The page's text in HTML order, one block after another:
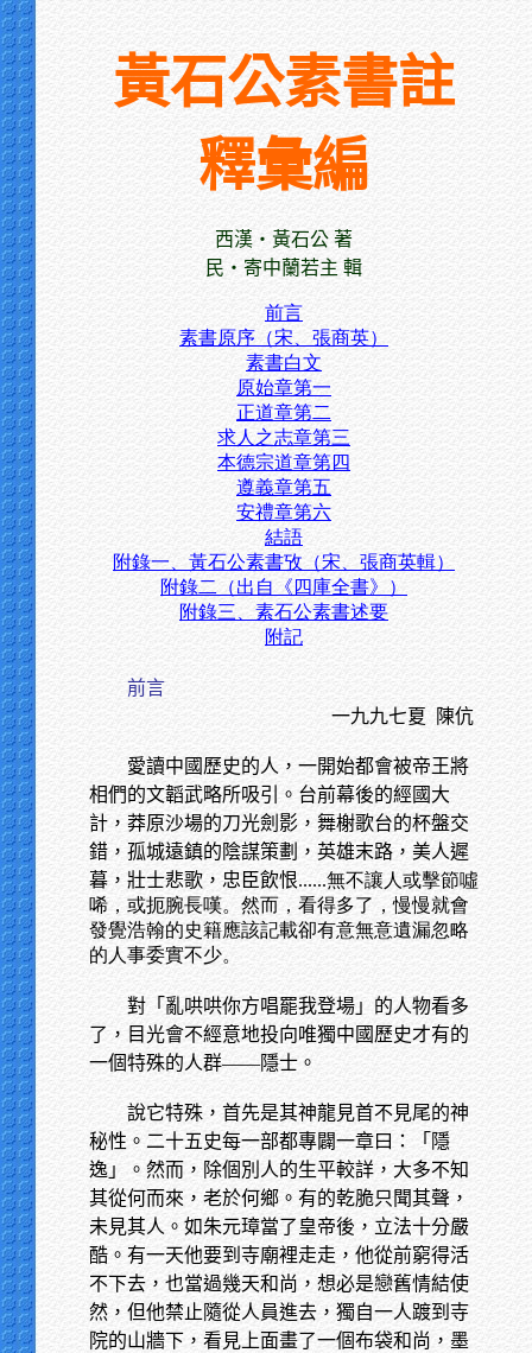
黃石公素書註
釋彙編
西漢‧黃石公 著
民‧寄中蘭若主 輯
前言
素書原序（宋、張商英）
素書白文
原始章第一
正道章第二
求人之志章第三
本德宗道章第四
遵義章第五
安禮章第六
結語
附錄一、黃石公素書攷（宋、張商英輯）
附錄二（出自《四庫全書》）
附錄三、素石公素書述要
附記
前言
一九九七夏
陳伉
愛讀中國歷史的人，一開始都會被帝王將
相們的文韜武略所吸引。台前幕後的經國大
計，莽原沙場的刀光劍影，舞榭歌台的杯盤交
錯，孤城遠鎮的陰謀策劃，英雄末路，美人遲
暮，壯士悲歌，忠臣飲恨......無不讓人或擊節噓
唏，或扼腕長嘆。然而，看得多了，慢慢就會
發覺浩翰的史籍應該記載卻有意無意遺漏忽略
的人事委實不少。
對「亂哄哄你方唱罷我登場」的人物看多
了，目光會不經意地投向唯獨中國歷史才有的
一個特殊的人群——隱士。
說它特殊，首先是其神龍見首不見尾的神
秘性。二十五史每一部都專闢一章曰：「隱
逸」。然而，除個別人的生平較詳，大多不知
其從何而來，老於何鄉。有的乾脆只聞其聲，
未見其人。如朱元璋當了皇帝後，立法十分嚴
酷。有一天他要到寺廟裡走走，他從前窮得活
不下去，也當過幾天和尚，想必是戀舊情結使
然，但他禁止隨從人員進去，獨自一人踱到寺
院的山牆下，看見上面畫了一個布袋和尚，墨